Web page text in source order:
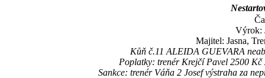
Výrok:
Majitel: Jasna,
Kůň č.11 ALEIDA GUEVARA
Poplatky: trenér Krejčí Pavel 2500
Sankce: trenér Váňa 2 Josef výstraha za